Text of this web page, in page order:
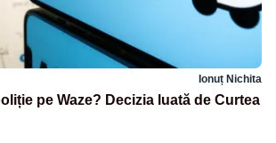
Ionuț Nichita
pe Waze? Decizia luată de Curtea